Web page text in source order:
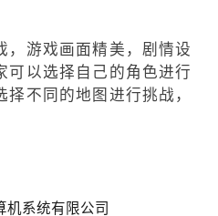
，游戏画面精美，剧情设
可以选择自己的角色进行
不同的地图进行挑战，
机系统有限公司